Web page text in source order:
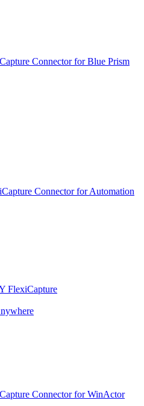
Connector for Blue Prism
Connector for Automation
FlexiCapture
Connector for WinActor